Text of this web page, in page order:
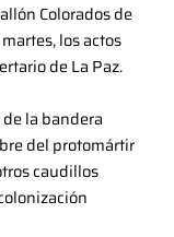
Colorados de
los actos
de La Paz.
la bandera
del protomártir
caudillos